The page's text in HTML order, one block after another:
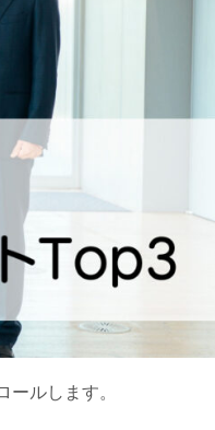
ールします。